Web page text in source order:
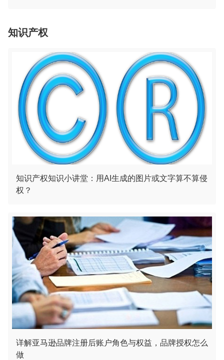
知识产权
知识产权知识小讲堂：用AI生成的图片或文字算不算侵
权？
详解亚马逊品牌注册后账户角色与权益，品牌授权怎么
做